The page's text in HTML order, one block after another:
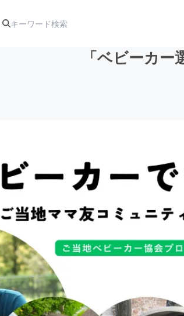
テクノロジー・ガジェット ゲ
映像・映画 書
ビジネス・起業 チ
まちづくり・地域活性化
「ベビーカ